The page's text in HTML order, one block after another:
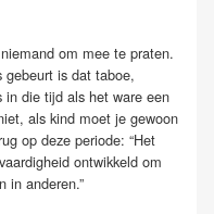
om mee te praten.
gebeurt is dat taboe,
in die tijd als het ware een
als kind moet je gewoon
op deze periode: “Het
ontwikkeld om
in anderen.”